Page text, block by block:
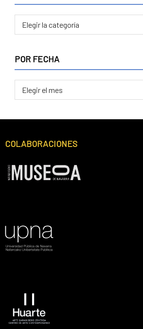
POR FECHA
COLABORACIONES